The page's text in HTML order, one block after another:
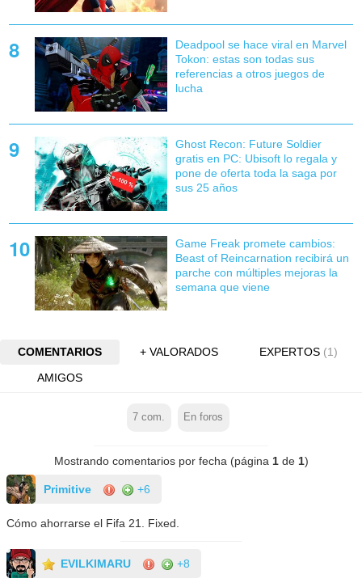
Deadpool se hace viral en Marvel
Tokon: estas son todas sus
referencias a otros juegos de
lucha
Ghost Recon: Future Soldier
gratis en PC: Ubisoft lo regala y
pone de oferta toda la saga por
sus 25 años
Game Freak promete cambios:
Beast of Reincarnation recibirá un
parche con múltiples mejoras la
semana que viene
COMENTARIOS + VALORADOS EXPERTOS (1)
AMIGOS
7 com. En foros
Mostrando comentarios por fecha (página 1de 1)
Primitive +6
Cómo ahorrarse el Fifa 21. Fixed.
EVILKIMARU +8